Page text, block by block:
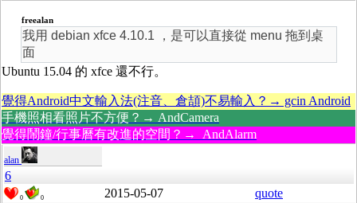
freealan
我用 debian xfce 4.10.1 ，是可以直接從 menu 拖到桌
面
Ubuntu 15.04 的 xfce 還不行。
覺得Android中文輸入法(注音、倉頡)不易輸入？→ gcin Android
手機照相看照片不方便？→ AndCamera
覺得鬧鐘/行事曆有改進的空間？→ AndAlarm
alan
6
0 0 2015-05-07 quote